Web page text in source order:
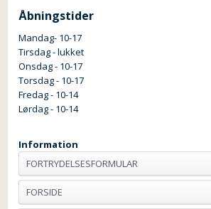
Åbningstider
Mandag- 10-17
Tirsdag - lukket
Onsdag - 10-17
Torsdag - 10-17
Fredag - 10-14
Lørdag - 10-14
Information
FORTRYDELSESFORMULAR
FORSIDE